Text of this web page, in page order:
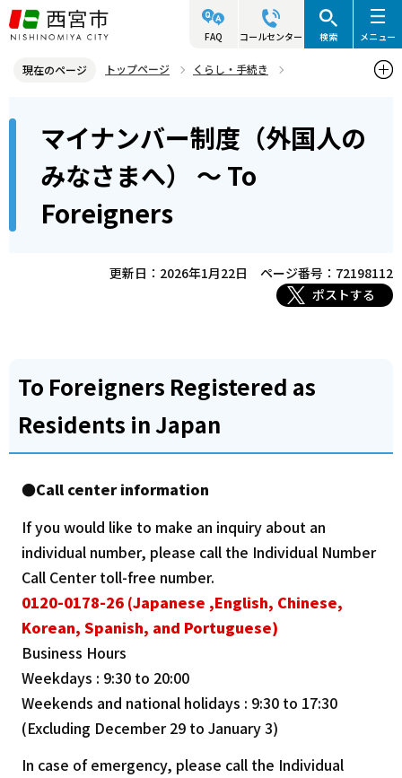
こ
の
ジ
す
FAQ コールセンター 検索 メニュー
現在のページ トップページ
くらし・手続き
マイナンバー制度（外国人のみなさまへ） ～ To Foreigners
ら
マイナンバー制度（外国人の
みなさまへ） ～ To
Foreigners
更新日：2026年1月22日
ページ番号：72198112
ポストする
To Foreigners Registered as
Residents in Japan
●Call center information
If you would like to make an inquiry about an
individual number, please call the Individual Number
Call Center toll-free number.
0120-0178-26 (Japanese ,English, Chinese,
Korean, Spanish, and Portuguese)
Business Hours
Weekdays : 9:30 to 20:00
Weekends and national holidays : 9:30 to 17:30
(Excluding December 29 to January 3)
In case of emergency, please call the Individual